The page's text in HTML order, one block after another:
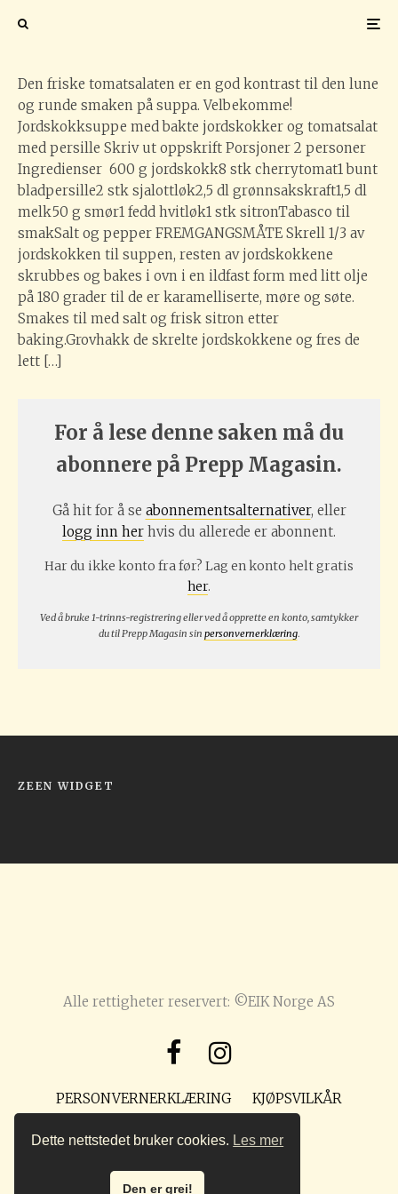
Den friske tomatsalaten er en god kontrast til den lune
og runde smaken på suppa. Velbekomme!
Jordskokksuppe med bakte jordskokker og tomatsalat
med persille Skriv ut oppskrift Porsjoner 2 personer
Ingredienser 600 g jordskokk8 stk cherrytomat1 bunt
bladpersille2 stk sjalottløk2,5 dl grønnsakskraft1,5 dl
melk50 g smør1 fedd hvitløk1 stk sitronTabasco til
smakSalt og pepper FREMGANGSMÅTE Skrell 1/3 av
jordskokken til suppen, resten av jordskokkene
skrubbes og bakes i ovn i en ildfast form med litt olje
på 180 grader til de er karamelliserte, møre og søte.
Smakes til med salt og frisk sitron etter
baking.Grovhakk de skrelte jordskokkene og fres de
lett […]
For å lese denne saken må du
abonnere på Prepp Magasin.
Gå hit for å se abonnementsalternativer, eller
logg inn her hvis du allerede er abonnent.
Har du ikke konto fra før? Lag en konto helt gratis
her.
Ved å bruke 1-trinns-registrering eller ved å opprette en konto, samtykker
du til Prepp Magasin sin personvernerklæring.
ZEEN WIDGET
Alle rettigheter reservert: ©EIK Norge AS
PERSONVERNERKLÆRING KJØPSVILKÅR
POST@PREPPMAGASIN.NO
Dette nettstedet bruker cookies. Les mer
Den er grei!